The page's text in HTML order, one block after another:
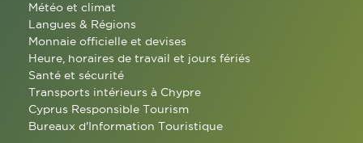
Météo et climat
Langues & Régions
Monnaie officielle et devises
Heure, horaires de travail et jours fériés
Santé et sécurité
Transports intérieurs à Chypre
Cyprus Responsible Tourism
Bureaux d'Information Touristique